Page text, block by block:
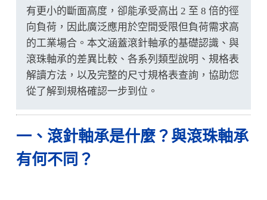
有更小的斷面高度，卻能承受高出 2 至 8 倍的徑
向負荷，因此廣泛應用於空間受限但負荷需求高
的工業場合。本文涵蓋滾針軸承的基礎認識、與
滾珠軸承的差異比較、各系列類型說明、規格表
解讀方法，以及完整的尺寸規格表查詢，協助您
從了解到規格確認一步到位。
一、滾針軸承是什麼？與滾珠軸承
有何不同？